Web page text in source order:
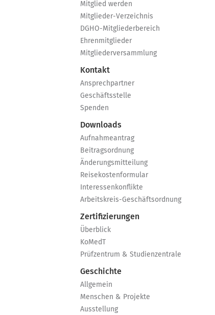
Mitglied werden
Mitglieder-Verzeichnis
DGHO-Mitgliederbereich
Ehrenmitglieder
Mitgliederversammlung
Kontakt
Ansprechpartner
Geschäftsstelle
Spenden
Downloads
Aufnahmeantrag
Beitragsordnung
Änderungsmitteilung
Reisekostenformular
Interessenkonflikte
Arbeitskreis-Geschäftsordnung
Zertifizierungen
Überblick
KoMedT
Prüfzentrum & Studienzentrale
Geschichte
Allgemein
Menschen & Projekte
Ausstellung